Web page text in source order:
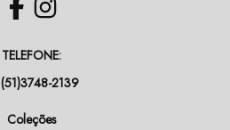
TELEFONE:
(51)3748-2139
Coleções